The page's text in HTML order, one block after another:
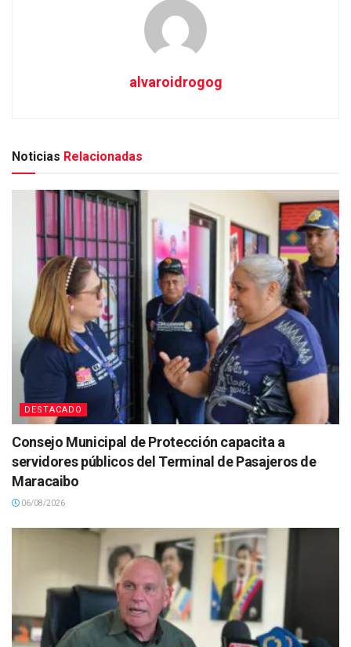
alvaroidrogog
Noticias Relacionadas
DESTACADO
Consejo Municipal de Protección capacita a
servidores públicos del Terminal de Pasajeros de
Maracaibo
06/08/2026